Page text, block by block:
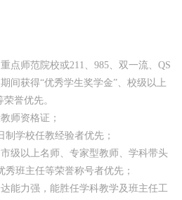
点师范院校或211、985、双一流、QS
间获得“优秀学生奖学金”、校级以上
荣誉优先。
师资格证；
学校任教经验者优先；
级以上名师、专家型教师、学科带头
班主任等荣誉称号者优先；
能力强，能胜任学科教学及班主任工